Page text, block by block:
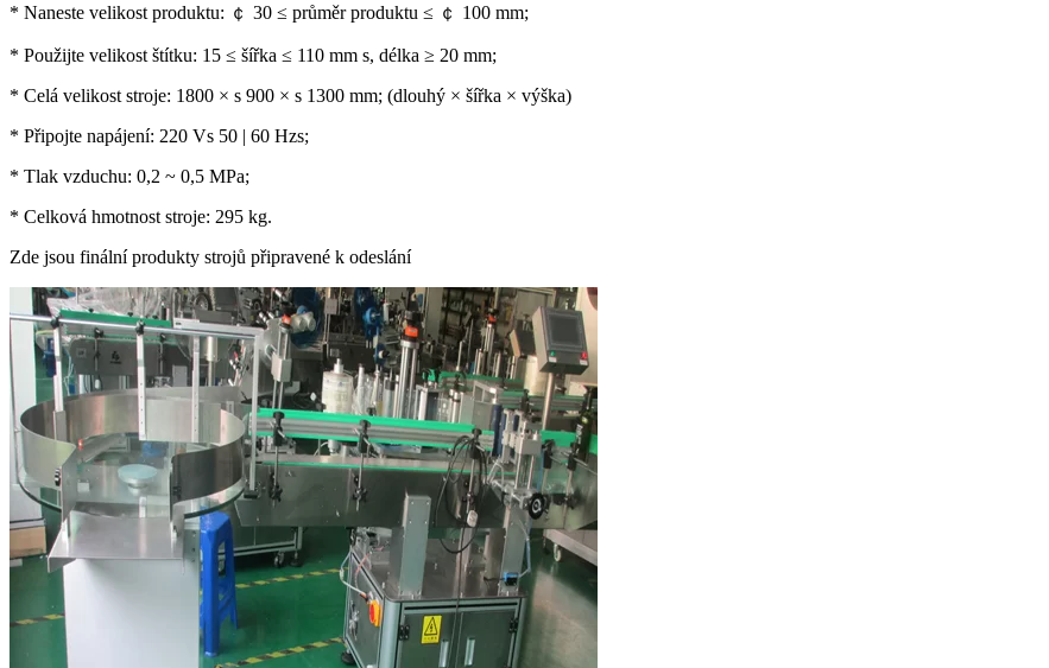
* Naneste velikost produktu: ￠ 30 ≤ průměr produktu ≤ ￠ 100 mm;
* Použijte velikost štítku: 15 ≤ šířka ≤ 110 mm s, délka ≥ 20 mm;
* Celá velikost stroje: 1800 × s 900 × s 1300 mm; (dlouhý × šířka × výška)
* Připojte napájení: 220 Vs 50 | 60 Hzs;
* Tlak vzduchu: 0,2 ~ 0,5 MPa;
* Celková hmotnost stroje: 295 kg.
Zde jsou finální produkty strojů připravené k odeslání